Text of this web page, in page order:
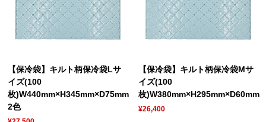
【保冷袋】キルト柄保冷袋Lサ
イズ(100
枚)W440mm×H345mm×D75mm
2色
【保冷袋】キルト柄保冷袋Mサ
イズ(100
枚)W380mm×H295mm×D60mm
¥26,400